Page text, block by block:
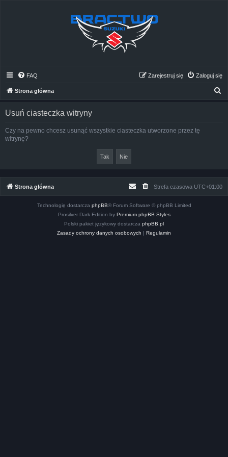
FAQ Zaloguj się
Zarejestruj się
Strona główna
Usuń ciasteczka witryny
Czy na pewno chcesz usunąć wszystkie ciasteczka utworzone przez tę
witrynę?
Strona główna Strefa czasowa UTC+01:00
Technologię dostarcza phpBB® Forum Software © phpBB Limited
Prosilver Dark Edition by Premium phpBB Styles
Polski pakiet językowy dostarcza phpBB.pl
Zasady ochrony danych osobowych | Regulamin